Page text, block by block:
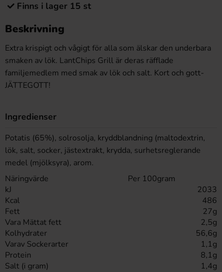
Finns i lager 15 st
Beskrivning
Extra krispigt och vågigt för alla som älskar den underbara
smaken av lök. LantChips Grill är deras räfflade
familjemedlem med smak av lök och salt. Kort och gott-
JÄTTEGOTT!
Ingredienser
Potatis (65%), solrosolja, kryddblandning (maltodextrin,
lök, salt, socker, jästextrakt, krydda, surhetsreglerande
medel (mjölksyra), arom.
Näringvärde
Per 100gram
kJ
2033
Kcal
486
Fett
27g
Vara Mättat fett
2,5g
Kolhydrater
56,6g
Varav Sockerarter
1,1g
Protein
8,1g
Salt (i gram)
1,4g